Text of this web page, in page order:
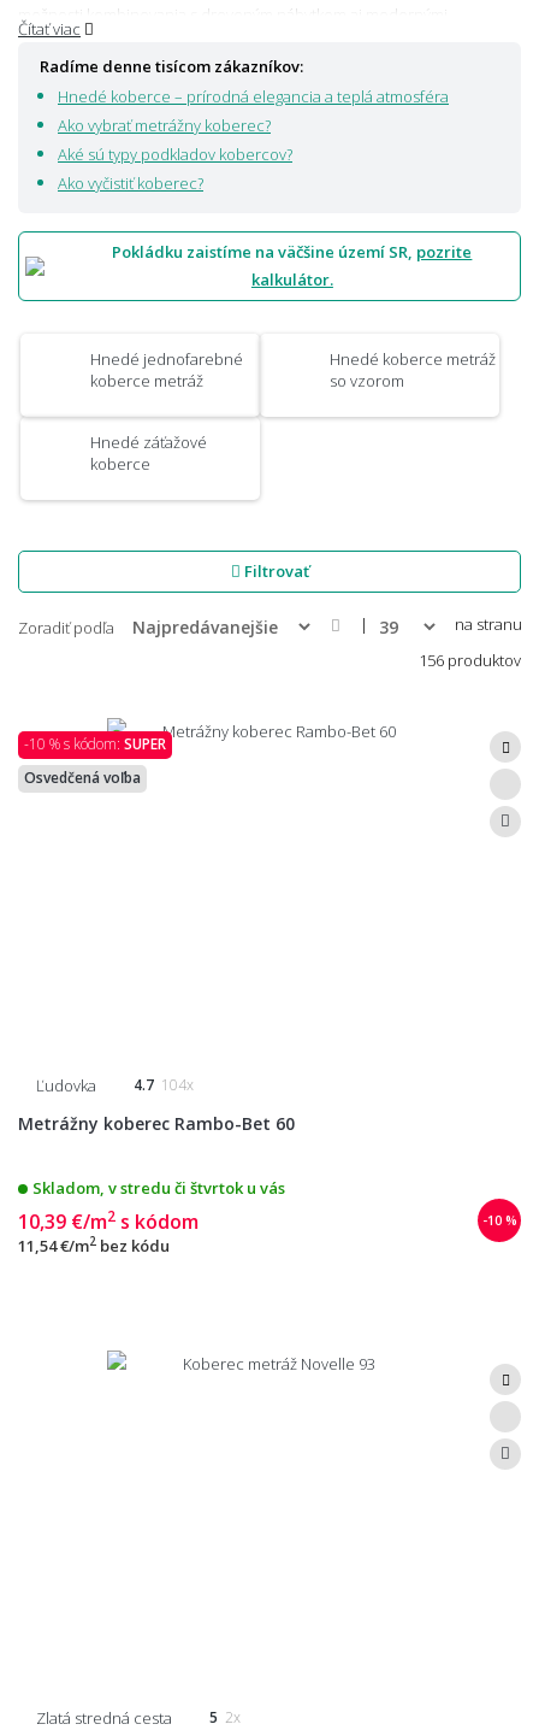
Radíme denne tisícom zákazníkov:
Hnedé koberce – prírodná elegancia a teplá atmosféra
Ako vybrať metrážny koberec?
Aké sú typy podkladov kobercov?
Ako vyčistiť koberec?
možnosti kombinovania s dreveným nábytkom aj modernými
doplnkami. Vyberte si zo širokej škály odtieňov od svetlého latté až po
hlbokú čokoládovú a doprajte si podlahu, ktorá nikdy nevyjde z módy.
Čítať viac
Pokládku zaistíme na väčšine území SR, pozrite
kalkulátor.
Hnedé jednofarebné
koberce metráž
Hnedé koberce metráž
so vzorom
Hnedé záťažové
koberce
Filtrovať
Zoradiť podľa |
na stranu
156 produktov
-10 % s kódom: SUPER
Osvedčená voľba
Ľudovka 4.7 104x
Metrážny koberec Rambo-Bet 60
Skladom, v stredu či štvrtok u vás
-10 %
10,39 €/m2 s kódom
11,54 €/m2 bez kódu
Zlatá stredná cesta 5 2x